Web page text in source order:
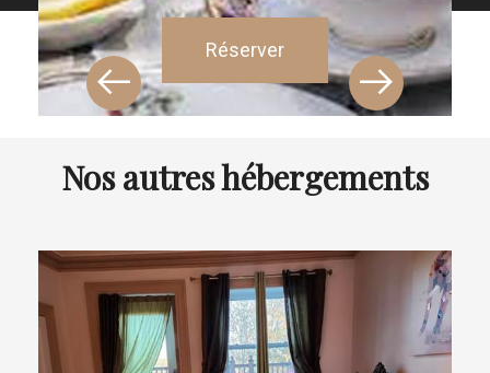
Réserver
Nos autres hébergements